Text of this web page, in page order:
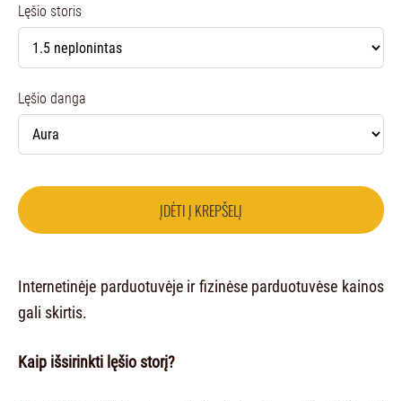
Lęšio storis
Lęšio danga
ĮDĖTI Į KREPŠELĮ
Internetinėje parduotuvėje ir fizinėse parduotuvėse kainos
gali skirtis.
Kaip išsirinkti lęšio storį?